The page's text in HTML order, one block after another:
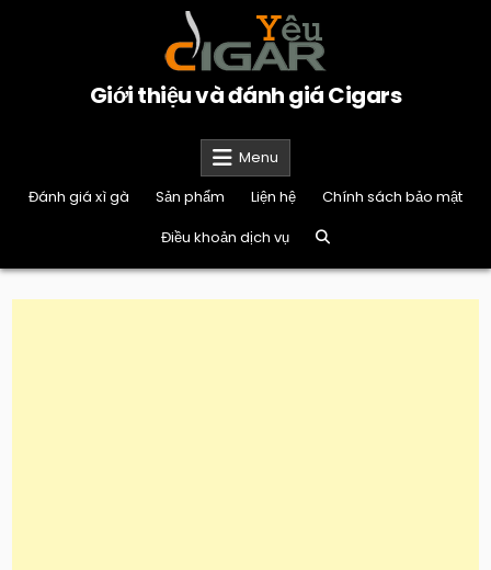
Giới thiệu và đánh giá Cigars
Menu
Đánh giá xì gà
Sản phẩm Liện hệ
Chính sách bảo mật
Điều khoản dịch vụ